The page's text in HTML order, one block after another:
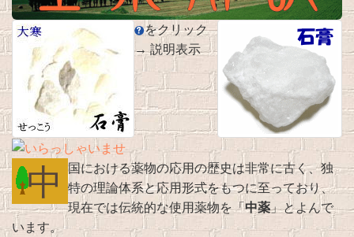
をクリック
→ 説明表示
中 国における薬物の応用の歴史は非常に古く、独
特の理論体系と応用形式をもつに至っており、
現在では伝統的な使用薬物を「中薬」とよんで
います。